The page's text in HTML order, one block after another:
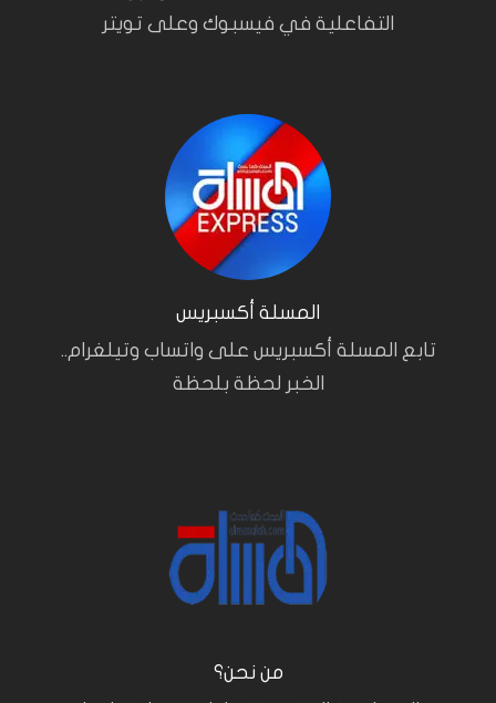
التفاعلية في فيسبوك وعلى تويتر
المسلة أكسبريس
تابع المسلة أكسبريس على واتساب وتيلغرام..
الخبر لحظة بلحظة
من نحن؟